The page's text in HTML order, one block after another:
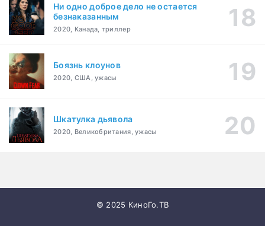
Ни одно доброе дело не остается
безнаказанным
2020, Канада, триллер
Боязнь клоунов
2020, США, ужасы
Шкатулка дьявола
2020, Великобритания, ужасы
© 2025 КиноГо.ТВ